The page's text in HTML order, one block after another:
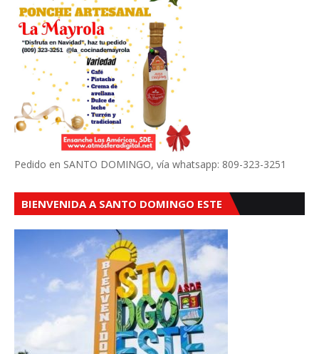
Pedido en SANTO DOMINGO, vía whatsapp: 809-323-3251
BIENVENIDA A SANTO DOMINGO ESTE